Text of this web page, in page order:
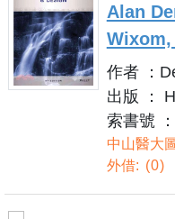
Alan
Wixom,
作者 ：
出版 ：
索書號
中山醫大
外借:
0